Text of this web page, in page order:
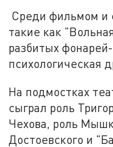
Среди фильмом и
такие как
разбитых
психологическая
На подмостках
сыграл роль
Чехова, роль
Достоевского и